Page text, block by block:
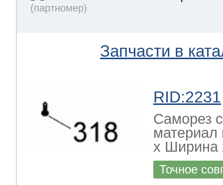
Запчасти в
RID:2231
Саморез
х Ширина
Точное